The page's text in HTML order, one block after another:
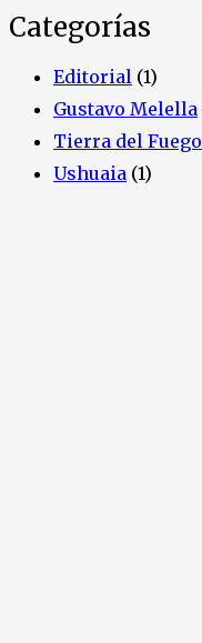
Categorías
Editorial (1)
Gustavo Melella
Tierra del Fuego
Ushuaia (1)